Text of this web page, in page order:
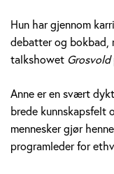
Hun har gjennom
debatter og bokbad,
talkshowet Grosvold
Anne er en svært
brede kunnskapsfelt
mennesker gjør
programleder for